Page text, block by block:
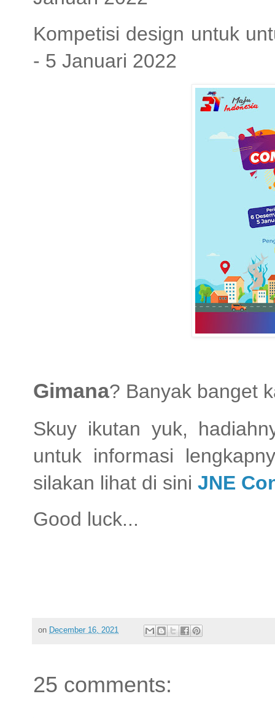
Kompetisi design untuk
- 5 Januari 2022
Gimana? Banyak banget
Skuy ikutan yuk,
untuk informasi
silakan lihat di sini JNE
Good luck...
on December 16, 2021
25 comments: